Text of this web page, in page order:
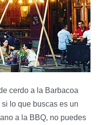
cerdo a la Barbacoa
lo que buscas es un
a la BBQ, no puedes